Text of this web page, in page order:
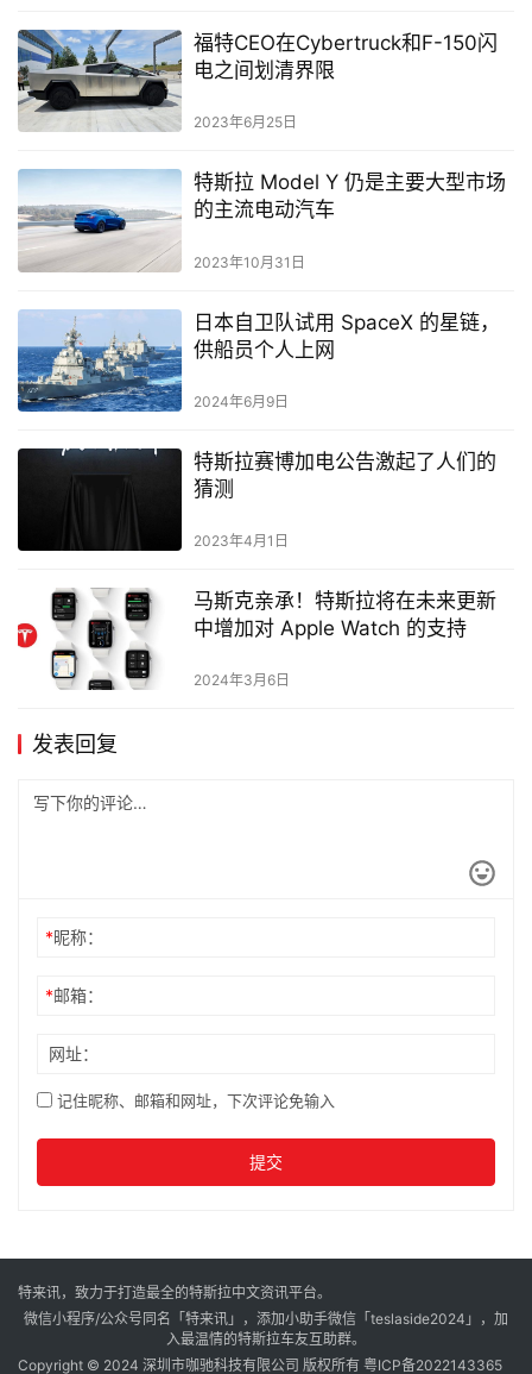
福特CEO在Cybertruck和F-150闪
电之间划清界限
2023年6月25日
特斯拉 Model Y 仍是主要大型市场
的主流电动汽车
2023年10月31日
日本自卫队试用 SpaceX 的星链，
供船员个人上网
2024年6月9日
特斯拉赛博加电公告激起了人们的
猜测
2023年4月1日
马斯克亲承！特斯拉将在未来更新
中增加对 Apple Watch 的支持
2024年3月6日
发表回复
*昵称：
*邮箱：
网址：
记住昵称、邮箱和网址，下次评论免输入
提交
特来讯，致力于打造最全的特斯拉中文资讯平台。
微信小程序/公众号同名「特来讯」，添加小助手微信「teslaside2024」，加
入最温情的特斯拉车友互助群。
Copyright © 2024 深圳市咖驰科技有限公司 版权所有 粤ICP备2022143365